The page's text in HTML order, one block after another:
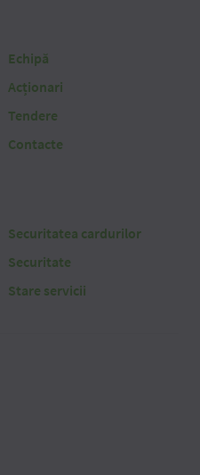
Echipă
Acționari
Tendere
Contacte
Securitatea cardurilor
Securitate
Stare servicii